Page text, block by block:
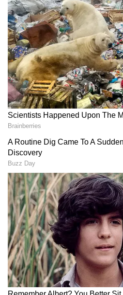
ಪ್ರಕಾಶ-ಜಾಹ್ನವಿ:
ಇತ್ತೀಚೆಗೆ ತಾಲೂಕಿನ ಚಂದಗುಳಿ
ಮತ್ತು ಗೋಪಾಲಕೃಷ್ಣ ಹಂಗಾರಿ
ಪುತ್ರ, ಪ್ರಕಾಶ ಹಂಗಾರಿ
ಮತ್ತು ಅಂಜನಿಕುಮಾರ ಮಿಶ್ರಾ
ಮಿಶ್ರಾ ವಿವಾಹ ಕಾರ್ಯಕ್ರಮವು
ಆರೋಗ್ಯ
ಸಂಬಂಧ,ಫ್ಯಾಷನ್,ರೆಸಿಪಿ
ಏಷ್ಯಾನೆಟ್ ಸುವರ್ಣ ನ್ಯೂಸ್‌
ಸಂಪೂರ್ಣ ಮಾಹಿತಿ ಒಂದೇ
ಸುವರ್ಣ ನ್ಯೂಸ್ ಅಧಿಕೃತ
ಹಾಗು ಎಲ್ಲಾ ಅಪ್‌ಡೇಟ್